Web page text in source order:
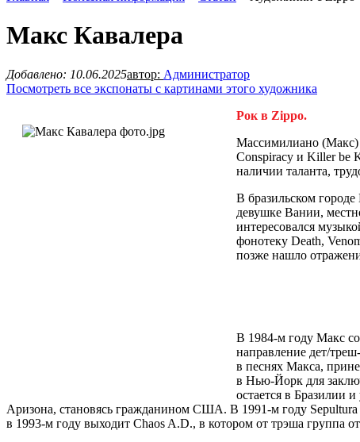
Макс Кавалера
Добавлено: 10.06.2025автор: Администратор
Посмотреть все экспонаты с картинами этого художника
Рок в Zippo.
Массимилиано (Макс)
Conspiracy и Killer be
наличии таланта,
В бразильском
девушке Вании,
интересовался
фонотеку Death,
позже нашло
В 1984-м году Макс
направление дет/
в песнях Макса,
в Нью-Йорк для
остается в Бразилии
Аризона, становясь гражданином США. В 1991-м году
в 1993-м году выходит Chaos A.D., в котором от трэша группа